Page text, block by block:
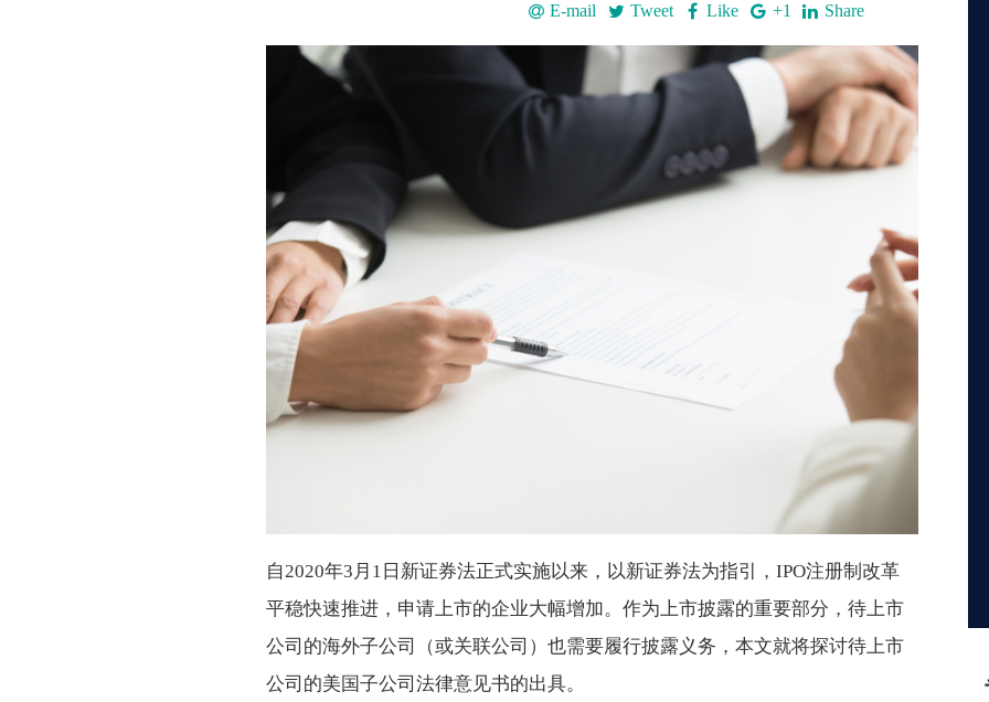
E-mail Tweet Like +1 Share
自2020年3月1日新证券法正式实施以来，以新证券法为指引，IPO注册制改革
平稳快速推进，申请上市的企业大幅增加。作为上市披露的重要部分，待上市
公司的海外子公司（或关联公司）也需要履行披露义务，本文就将探讨待上市
公司的美国子公司法律意见书的出具。